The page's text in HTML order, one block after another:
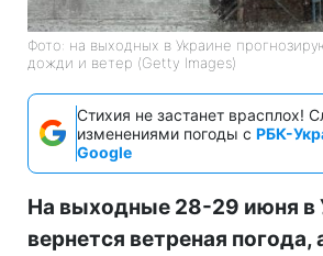
Фото: на выходных в Украине
дожди и ветер (Getty Images)
Стихия не застанет врасплох!
изменениями погоды с РБК-
Google
На выходные 28-29 июня в
вернется ветреная погода,